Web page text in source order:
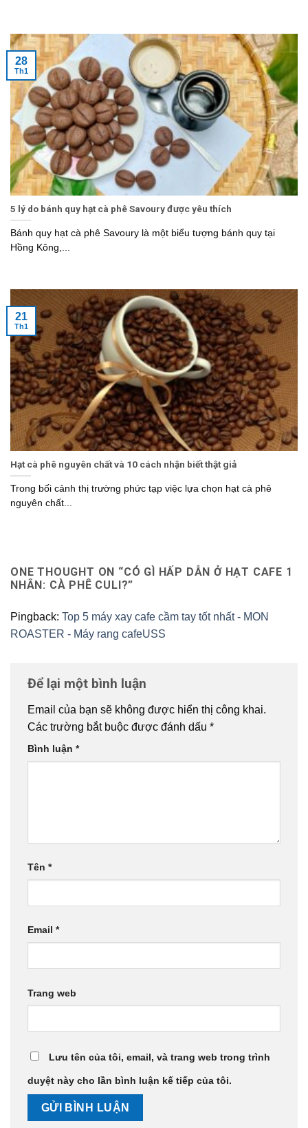
5 lý do bánh quy hạt cà phê Savoury được yêu thích
Bánh quy hạt cà phê Savoury là một biểu tượng bánh quy tại
Hồng Kông,...
28
Th1
Hạt cà phê nguyên chất và 10 cách nhận biết thật giả
Trong bối cảnh thị trường phức tạp việc lựa chọn hạt cà phê
nguyên chất...
21
Th1
ONE THOUGHT ON “CÓ GÌ HẤP DẪN Ở HẠT CAFE 1
NHÂN: CÀ PHÊ CULI?”
Pingback: Top 5 máy xay cafe cầm tay tốt nhất - MON
ROASTER - Máy rang cafeUSS
Để lại một bình luận
Email của bạn sẽ không được hiển thị công khai.
Các trường bắt buộc được đánh dấu *
Bình luận *
Tên *
Email *
Trang web
Lưu tên của tôi, email, và trang web trong trình
duyệt này cho lần bình luận kế tiếp của tôi.